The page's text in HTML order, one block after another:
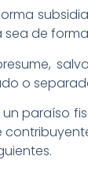
de
o
un paraíso